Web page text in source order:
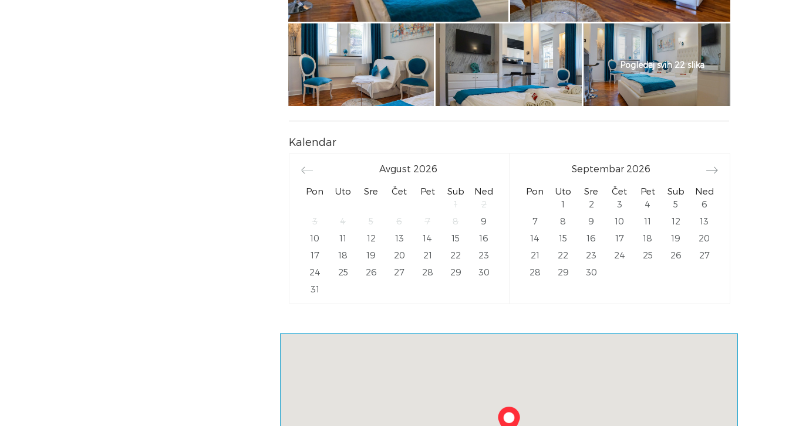
Pogledaj svih 22 slika
Kalendar
Avgust 2026
Pon Uto Sre Čet Pet Sub
Ned
1
2
3
4 5 6 7 8
9
10
11 12 13 14 15
16
17
18 19 20 21 22
23
24
25 26 27 28 29
30
31
Septembar 2026
Pon Uto Sre Čet Pet Sub
Ned
1
2 3 4 5
6
7
8 9 10 11 12
13
14
15 16 17 18 19
20
21
22 23 24 25 26
27
28
29 30